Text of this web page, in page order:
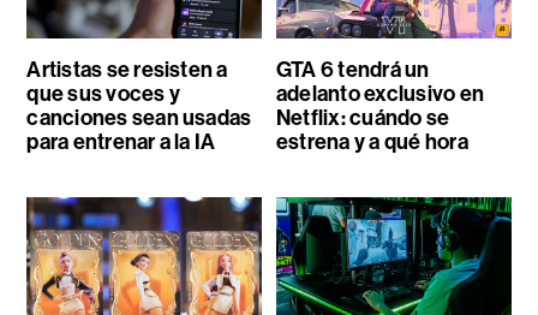
Artistas se resisten a
que sus voces y
canciones sean usadas
para entrenar a la IA
GTA 6 tendrá un
adelanto exclusivo en
Netflix: cuándo se
estrena y a qué hora